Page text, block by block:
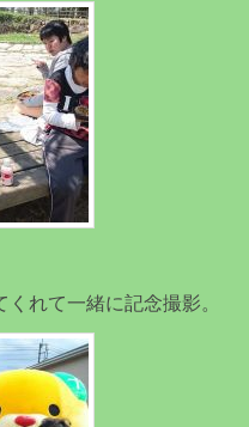
れて一緒に記念撮影。